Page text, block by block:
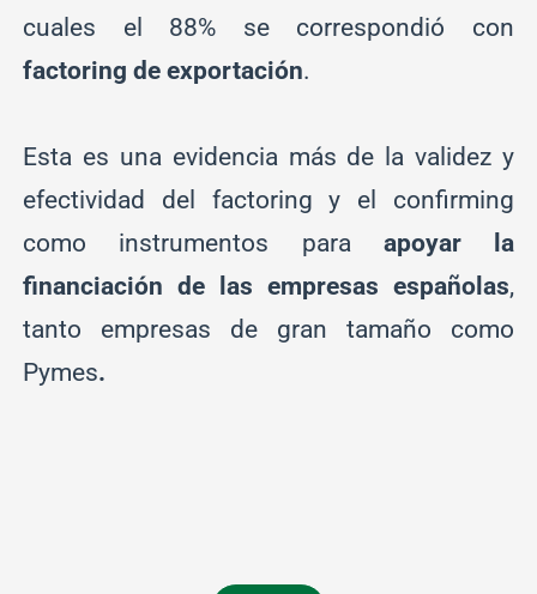
cuales el 88% se correspondió con
factoring de exportación.
Esta es una evidencia más de la validez y
efectividad del factoring y el confirming
como instrumentos para apoyar la
financiación de las empresas españolas,
tanto empresas de gran tamaño como
Pymes.